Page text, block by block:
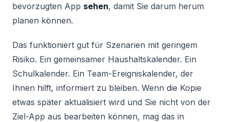
bevorzugten App sehen, damit Sie darum herum
planen können.
Das funktioniert gut für Szenarien mit geringem
Risiko. Ein gemeinsamer Haushaltskalender. Ein
Schulkalender. Ein Team-Ereigniskalender, der
Ihnen hilft, informiert zu bleiben. Wenn die Kopie
etwas später aktualisiert wird und Sie nicht von der
Ziel-App aus bearbeiten können, mag das in